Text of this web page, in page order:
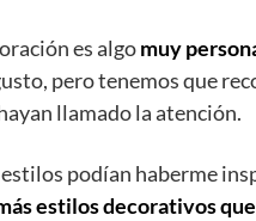
es algomuy
pero tenemos que
llamado la atención.
podían haberme
estilos decorativos